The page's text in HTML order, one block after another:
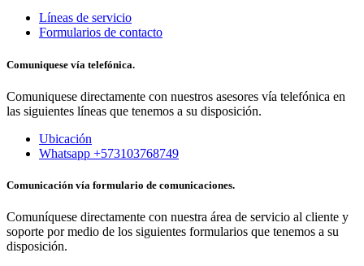
Líneas de servicio
Formularios de contacto
Comuniquese vía telefónica.
Comuniquese directamente con nuestros asesores vía telefónica en
las siguientes líneas que tenemos a su disposición.
Ubicación
Whatsapp +573103768749
Comunicación vía formulario de comunicaciones.
Comuníquese directamente con nuestra área de servicio al cliente y
soporte por medio de los siguientes formularios que tenemos a su
disposición.